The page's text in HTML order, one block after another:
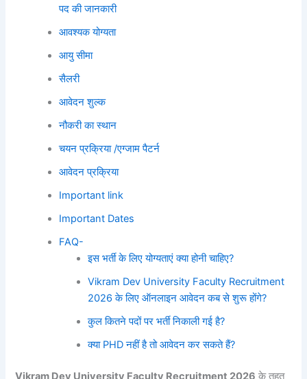
पद की जानकारी
आवश्यक योग्यता
आयु सीमा
सैलरी
आवेदन शुल्क
नौकरी का स्थान
चयन प्रक्रिया /एग्जाम पैटर्न
आवेदन प्रक्रिया
Important link
Important Dates
FAQ-
इस भर्ती के लिए योग्यताएं क्या होनी चाहिए?
Vikram Dev University Faculty Recruitment
2026 के लिए ऑनलाइन आवेदन कब से शुरू होंगे?
कुल कितने पदों पर भर्ती निकाली गई है?
क्या PHD नहीं है तो आवेदन कर सकते हैं?
Vikram Dev University Faculty Recruitment 2026 के तहत